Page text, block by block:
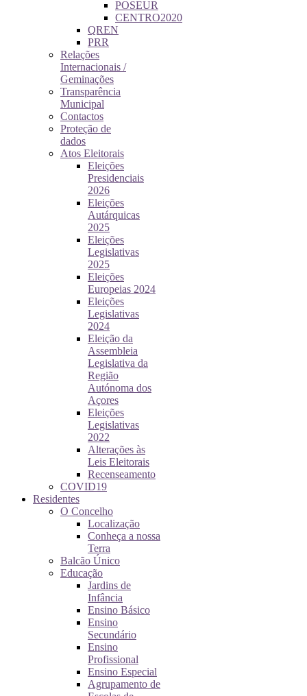
POSEUR
CENTRO2020
QREN
PRR
Relações
Internacionais /
Geminações
Transparência
Municipal
Contactos
Proteção de
dados
Atos Eleitorais
Eleições
Presidenciais
2026
Eleições
Autárquicas
2025
Eleições
Legislativas
2025
Eleições
Europeias 2024
Eleições
Legislativas
2024
Eleição da
Assembleia
Legislativa da
Região
Autónoma dos
Açores
Eleições
Legislativas
2022
Alterações às
Leis Eleitorais
Recenseamento
COVID19
Residentes
O Concelho
Localização
Conheça a nossa
Terra
Balcão Único
Educação
Jardins de
Infância
Ensino Básico
Ensino
Secundário
Ensino
Profissional
Ensino Especial
Agrupamento de